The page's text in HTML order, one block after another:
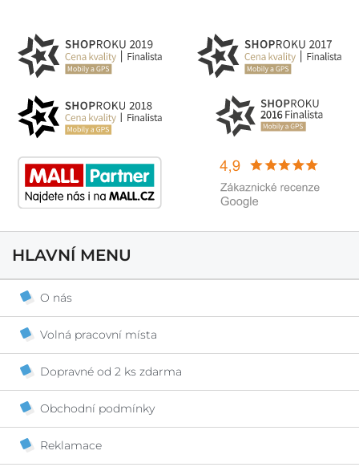
HLAVNÍ MENU
O nás
Volná pracovní místa
Dopravné od 2 ks zdarma
Obchodní podmínky
Reklamace